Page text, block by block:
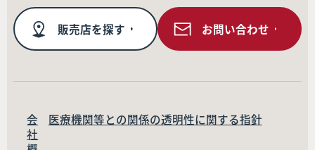
販売店を探す お問い合わせ
会
社
医療機関等との関係の透明性に関する指針